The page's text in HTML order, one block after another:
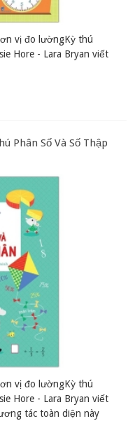
vị đo lườngKỳ thú
Hore - Lara Bryan viết
Phân Số Và Số Thập
vị đo lườngKỳ thú
Hore - Lara Bryan viết
tác toàn diện này